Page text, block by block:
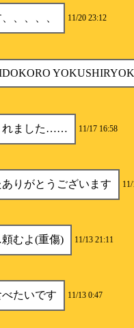
、、、、 11/20 23:12
れました…… 11/17 16:58
りがとうございます
むよ(重傷) 11/13 21:11
たいです 11/13 0:47